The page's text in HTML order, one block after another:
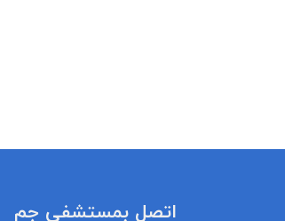
اتصل بمستشفي جم